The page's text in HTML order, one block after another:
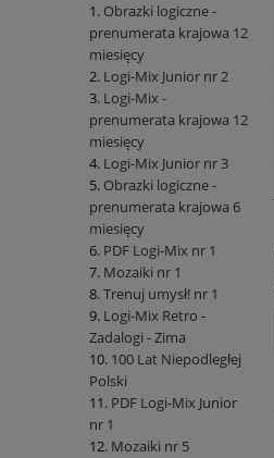
Obrazki logiczne -
prenumerata krajowa 12
miesięcy
Logi-Mix Junior nr 2
Logi-Mix -
prenumerata krajowa 12
miesięcy
Logi-Mix Junior nr 3
Obrazki logiczne -
prenumerata krajowa 6
miesięcy
PDF Logi-Mix nr 1
Mozaiki nr 1
Trenuj umysł! nr 1
Logi-Mix Retro -
Zadalogi - Zima
100 Lat Niepodległej
Polski
PDF Logi-Mix Junior
nr 1
Mozaiki nr 5